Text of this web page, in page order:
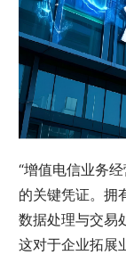
“增值电信业务
的关键凭证。拥
数据处理与交易
这对于企业拓展